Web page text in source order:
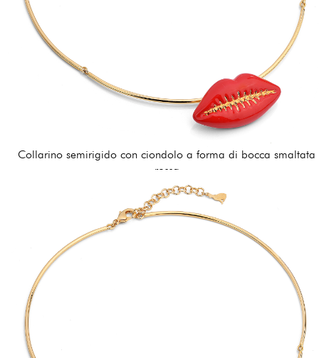
Collarino semirigido con ciondolo a forma di bocca smaltata
rossa
162,00 €